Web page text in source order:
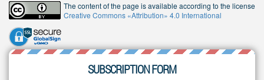
The content of the page is available according to the license
Creative Commons «Attribution» 4.0 International
SUBSCRIPTION FORM